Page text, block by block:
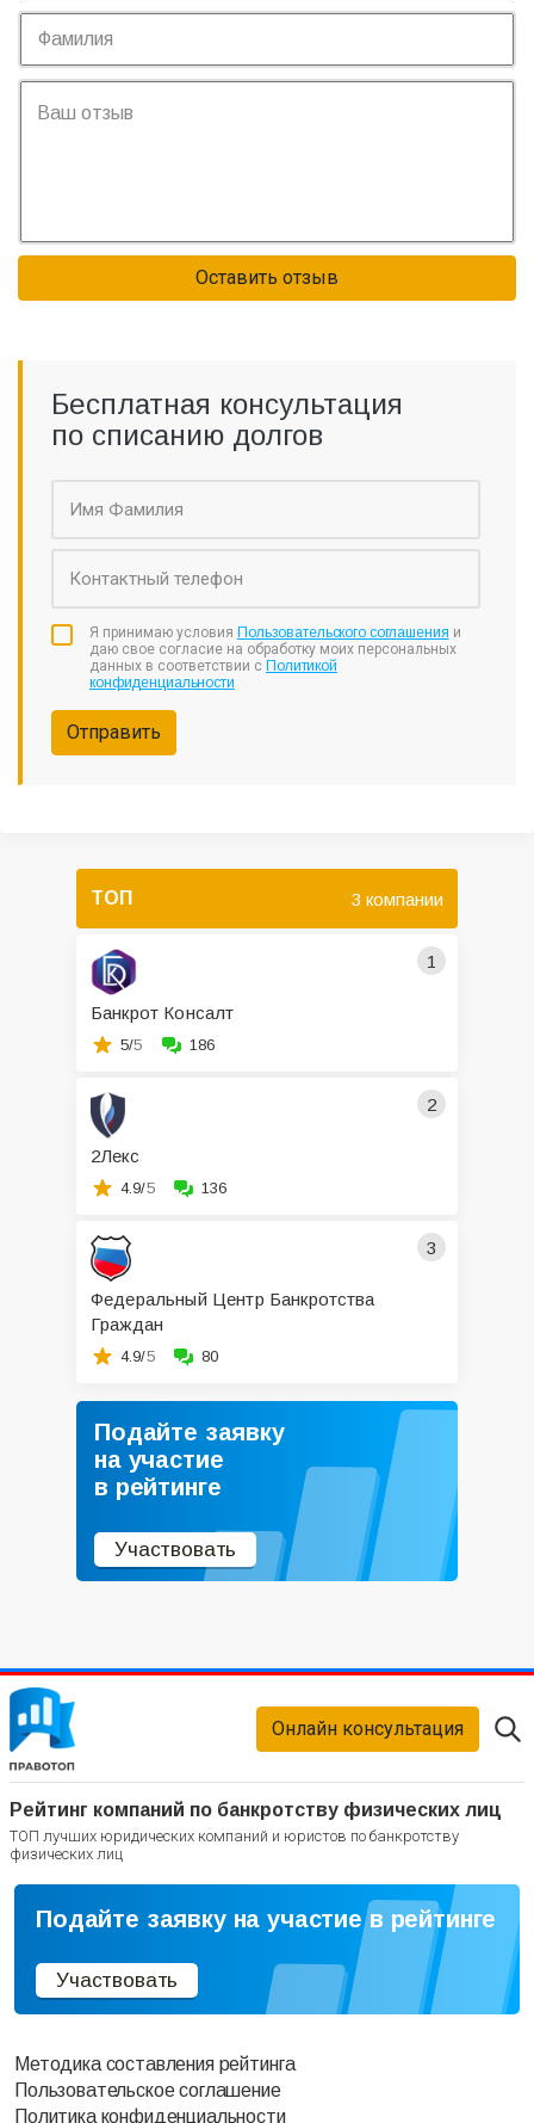
Оставить отзыв
Бесплатная консультация
по списанию долгов
Я принимаю условия Пользовательского соглашения и
даю свое согласие на обработку моих персональных
данных в соответствии с Политикой
конфиденциальности
Отправить
ТОП 3 компании
1
Банкрот Консалт
5/5 186
2
2Лекс
4.9/5 136
3
Федеральный Центр Банкротства
Граждан
4.9/5 80
Подайте заявку
на участие
в рейтинге
Участвовать
Рейтинг компаний по банкротству физических лиц
ТОП лучших юридических компаний и юристов по банкротству
физических лиц
Онлайн консультация
Подайте заявку на участие в рейтинге
Участвовать
Методика составления рейтинга
Пользовательское соглашение
Политика конфиденциальности